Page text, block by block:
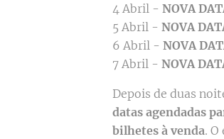
4 Abril - NOVA
5 Abril - NOVA
6 Abril - NOVA
7 Abril - NOVA
Depois de duas
datas agendadas
bilhetes à venda.